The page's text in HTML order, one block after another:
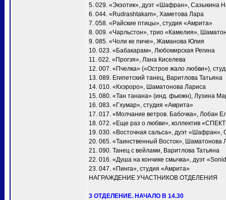
5. 029. «Экзотик», дуэт «Шафран», Сазыкина
6. 044. «Rudrashtakam», Хаметова Лара
7. 058. «Райские птицы», студия «Амрита»
8. 009. «Чарльстон», трио «Камелия»,
9. 085. «Чоли ке пиче», Жаманова Юлия
10. 023. «Бабакарам», Любомирская Регина
11. 022. «Прогэя», Лана Киселева
12. 007. «Пчелка» («Острое жало любви»),
13. 089. Египетский танец, Варитлова Татьяна
14. 010. «Кхэроро», Шаматонова Лариса
15. 080. «Тан танана» (инд. фьюжн), Лузина
16. 083. «Гхумар», студия «Амрита»
17. 017. «Молчание ветров. Бабочка», Лобан
18. 072. «Еще раз о любви», коллектив
19. 030. «Восточная сальса», дуэт
20. 065. «Таинственный Восток», Шаматонова
21. 090. Танец с вейлами, Варитлова Татьяна
22. 016. «Душа на кончике смычка», дуэт
23. 047. «Пинга», студия «Амрита»
НАГРАЖДЕНИЕ УЧАСТНИКОВ ОТДЕЛЕНИЯ
3 ОТДЕЛЕНИЕ. НАЧАЛО В 14.30